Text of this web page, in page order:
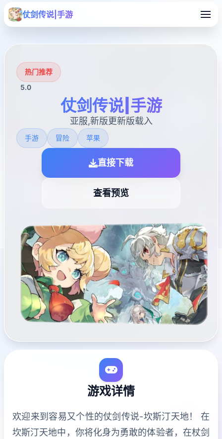
仗剑传说|手游
热门推荐
5.0
仗剑传说|手游
亚服,新版更新版载入
手游 冒险 苹果
直接下载
查看预览
游戏详情
欢迎来到容易又个性的仗剑传说-坎斯汀天地！ 在
坎斯汀天地中，你将化身为勇敢的体验者，在杖剑